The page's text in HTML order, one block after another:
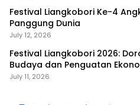
Festival Liangkobori Ke-4
Panggung Dunia
July 12, 2026
Festival Liangkobori 2026:
Budaya dan Penguatan
July 11, 2026